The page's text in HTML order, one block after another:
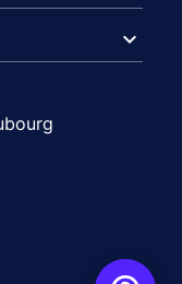
expand_more